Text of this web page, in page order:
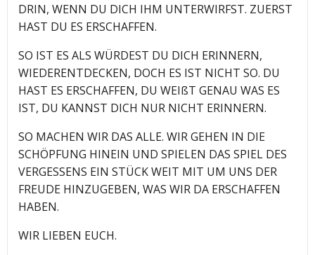
DRIN, WENN DU DICH IHM UNTERWIRFST. ZUERST
HAST DU ES ERSCHAFFEN.
SO IST ES ALS WÜRDEST DU DICH ERINNERN,
WIEDERENTDECKEN, DOCH ES IST NICHT SO. DU
HAST ES ERSCHAFFEN, DU WEIßT GENAU WAS ES
IST, DU KANNST DICH NUR NICHT ERINNERN.
SO MACHEN WIR DAS ALLE. WIR GEHEN IN DIE
SCHÖPFUNG HINEIN UND SPIELEN DAS SPIEL DES
VERGESSENS EIN STÜCK WEIT MIT UM UNS DER
FREUDE HINZUGEBEN, WAS WIR DA ERSCHAFFEN
HABEN.
WIR LIEBEN EUCH.